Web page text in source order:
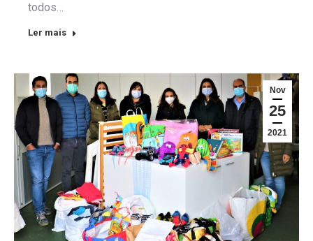
todos…
Ler mais
Nov
25
2021